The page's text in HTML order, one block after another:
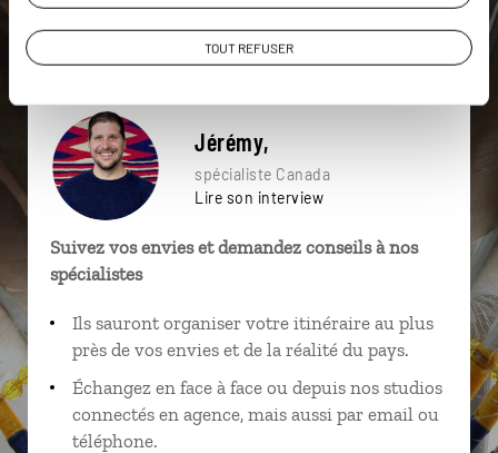
TOUT REFUSER
Baie Géorgienne
Jérémy,
spécialiste Canada
Lire son interview
Suivez vos envies et demandez conseils à nos
spécialistes
Ils sauront organiser votre itinéraire au plus
près de vos envies et de la réalité du pays.
Échangez en face à face ou depuis nos studios
connectés en agence, mais aussi par email ou
téléphone.